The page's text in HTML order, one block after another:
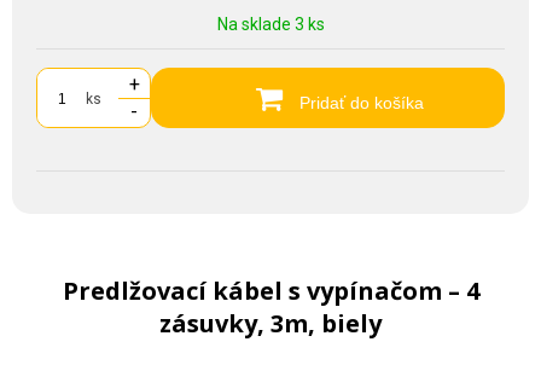
Na sklade 3 ks
ks
+
-
Pridať do košíka
Predlžovací kábel s vypínačom – 4
zásuvky, 3m, biely